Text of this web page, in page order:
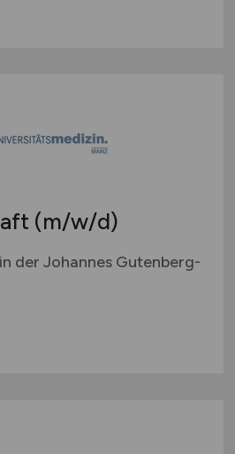
(m/w/d)
der Johannes Gutenberg-